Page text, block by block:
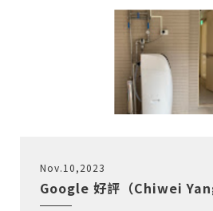
Nov.10,2023
Google 好評（Chiwei